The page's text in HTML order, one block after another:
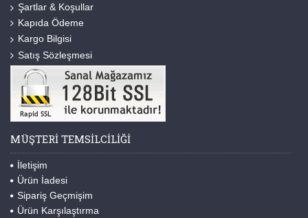
Şartlar & Koşullar
Kapıda Ödeme
Kargo Bilgisi
Satış Sözleşmesi
MÜŞTERI TEMSILCILIĞI
İletişim
Ürün İadesi
Sipariş Geçmişim
Ürün Karşılaştırma